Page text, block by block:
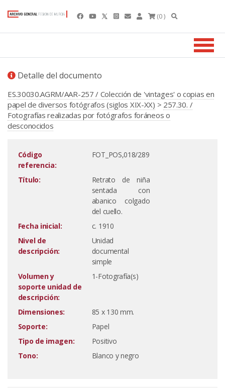
(0 )
Detalle del documento
ES.30030.AGRM/AAR-257 / Colección de 'vintages' o copias en
papel de diversos fotógrafos (siglos XIX-XX) > 257.30. /
Fotografías realizadas por fotógrafos foráneos o
desconocidos
Código
referencia:
FOT_POS,018/289
Título:
Retrato de niña
sentada con
abanico colgado
del cuello.
Fecha inicial:
c. 1910
Nivel de
descripción:
Unidad
documental
simple
Volumen y
soporte unidad de
descripción:
1-Fotografía(s)
Dimensiones:
85 x 130 mm.
Soporte:
Papel
Tipo de imagen:
Positivo
Tono:
Blanco y negro